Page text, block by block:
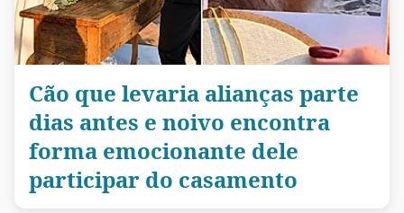
Cão que levaria alianças parte
dias antes e noivo encontra
forma emocionante dele
participar do casamento